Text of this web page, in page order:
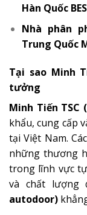
Hàn Quốc
Nhà phân
Trung Quốc
Tại sao Minh
tưởng
Minh Tiến TSC
khẩu, cung cấp
tại Việt Nam.
những thương
trong lĩnh vực
và chất lượng
autodoor)